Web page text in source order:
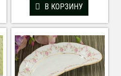
В КОРЗИНУ